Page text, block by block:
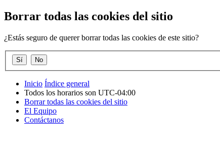
Borrar todas las cookies del sitio
¿Estás seguro de querer borrar todas las cookies de este sitio?
Inicio Índice general
Todos los horarios son UTC-04:00
Borrar todas las cookies del sitio
El Equipo
Contáctanos